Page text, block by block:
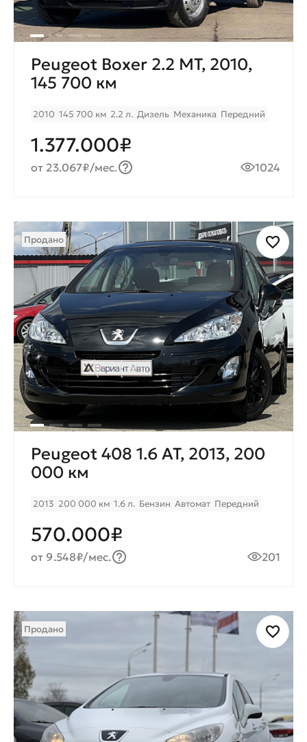
Peugeot Boxer 2.2 MT, 2010,
145 700 км
2010 145 700 км 2.2 л. Дизель Механика Передний
1.377.000₽
от 23.067₽/мес. 1024
Продано
Peugeot 408 1.6 AT, 2013, 200
000 км
2013 200 000 км 1.6 л. Бензин Автомат Передний
570.000₽
от 9.548₽/мес. 201
Продано